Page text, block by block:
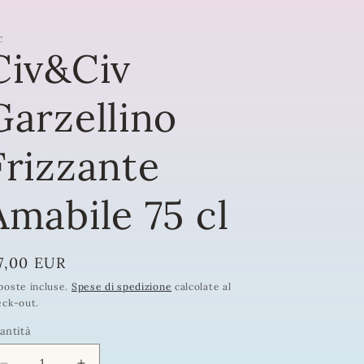
75 cl
EUR
incluse. Spese di spedizione calcolate al
out.